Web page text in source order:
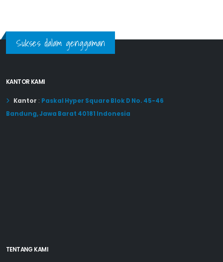
Sukses dalam genggaman
KANTOR KAMI
Kantor : Paskal Hyper Square Blok D No. 45-46
Bandung, Jawa Barat 40181 Indonesia
TENTANG KAMI